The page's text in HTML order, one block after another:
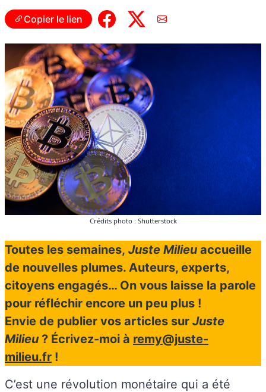
Copier le lien
Crédits photo : Shutterstock
Toutes les semaines, Juste Milieu accueille
de nouvelles plumes. Auteurs, experts,
citoyens engagés… On vous laisse la parole
pour réfléchir encore un peu plus !
Envie de publier vos articles sur Juste
Milieu ? Écrivez-moi à remy@juste-
milieu.fr !
C’est une révolution monétaire qui a été